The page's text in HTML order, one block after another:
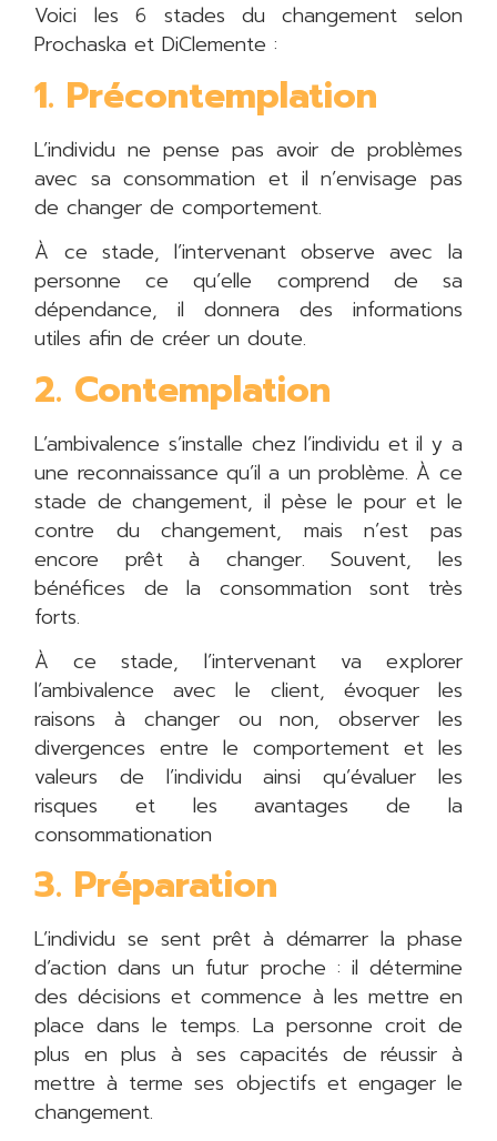
Voici les 6 stades du changement selon
Prochaska et DiClemente :
1. Précontemplation
L’individu ne pense pas avoir de problèmes
avec sa consommation et il n’envisage pas
de changer de comportement.
À ce stade, l’intervenant observe avec la
personne ce qu’elle comprend de sa
dépendance, il donnera des informations
utiles afin de créer un doute.
2. Contemplation
L’ambivalence s’installe chez l’individu et il y a
une reconnaissance qu’il a un problème. À ce
stade de changement, il pèse le pour et le
contre du changement, mais n’est pas
encore prêt à changer. Souvent, les
bénéfices de la consommation sont très
forts.
À ce stade, l’intervenant va explorer
l’ambivalence avec le client, évoquer les
raisons à changer ou non, observer les
divergences entre le comportement et les
valeurs de l’individu ainsi qu’évaluer les
risques et les avantages de la
consommationation
3. Préparation
L’individu se sent prêt à démarrer la phase
d’action dans un futur proche : il détermine
des décisions et commence à les mettre en
place dans le temps. La personne croit de
plus en plus à ses capacités de réussir à
mettre à terme ses objectifs et engager le
changement.